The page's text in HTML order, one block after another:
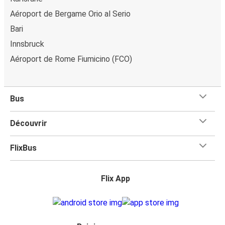
Aéroport de Bergame Orio al Serio
Bari
Innsbruck
Aéroport de Rome Fiumicino (FCO)
Bus
Découvrir
FlixBus
Flix App